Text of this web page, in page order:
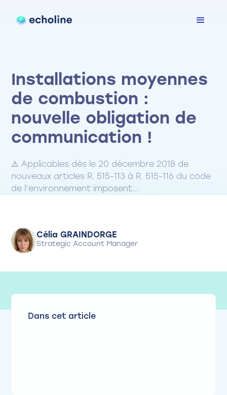
Installations moyennes
de combustion :
nouvelle obligation de
communication !
⚠️ Applicables dès le 20 décembre 2018 de
nouveaux articles R. 515-113 à R. 515-116 du code
de l’environnement imposent...
Célia GRAINDORGE
Strategic Account Manager
Dans cet article